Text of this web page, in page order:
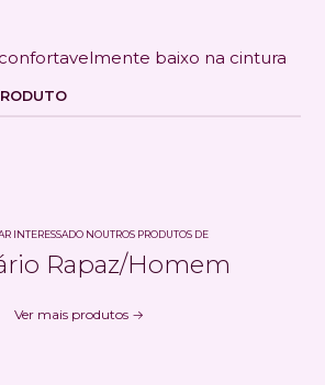
baixo na cintura
INTERESSADO NOUTROS PRODUTOS DE
Rapaz/Homem
Ver mais produtos